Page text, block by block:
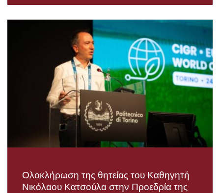
Ολοκλήρωση της θητείας του Καθηγητή
Νικόλαου Κατσούλα στην Προεδρία της